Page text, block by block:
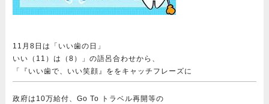
11月8日は「いい歯の日」
いい（11）は（8）」の語呂合わせから、
「『いい歯で、いい笑顔』ををキャッチフレーズに
政府は10万給付、Go To トラベル再開等の